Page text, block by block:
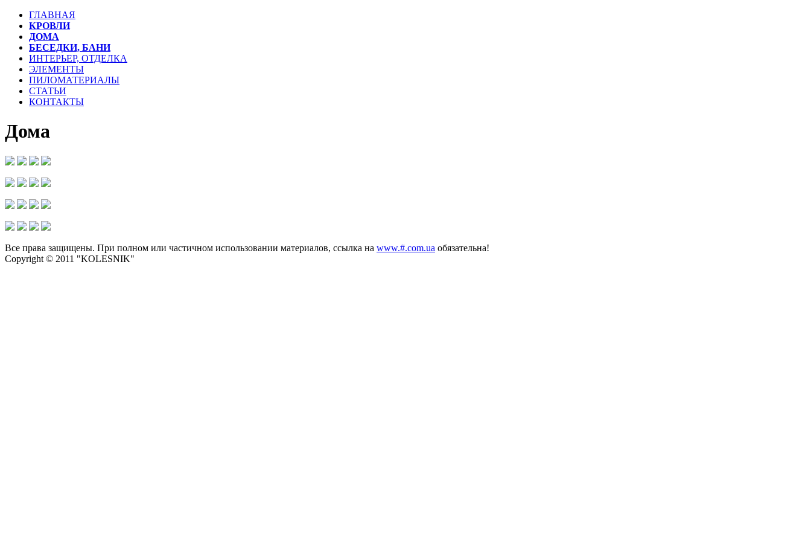
ГЛАВНАЯ
КРОВЛИ
ДОМА
БЕСЕДКИ, БАНИ
ИНТЕРЬЕР, ОТДЕЛКА
ЭЛЕМЕНТЫ
ПИЛОМАТЕРИАЛЫ
СТАТЬИ
КОНТАКТЫ
Дома
Все права защищены. При полном или частичном использовании материалов, ссылка на www.#.com.ua обязательна!
Copyright © 2011 "KOLESNIK"